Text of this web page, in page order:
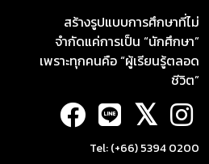
สร้างรูปแบบการศึกษาที่ไม่
จำกัดแค่การเป็น “นักศึกษา”
เพราะทุกคนคือ “ผู้เรียนรู้ตลอด
ชีวิต”
𝕏
Tel: (+66) 5394 0200